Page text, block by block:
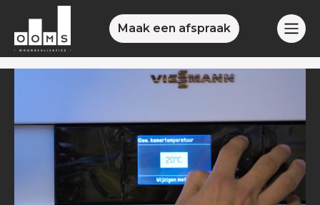
Maak een afspraak